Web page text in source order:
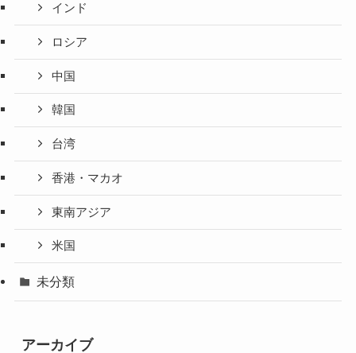
インド
ロシア
中国
韓国
台湾
香港・マカオ
東南アジア
米国
未分類
アーカイブ